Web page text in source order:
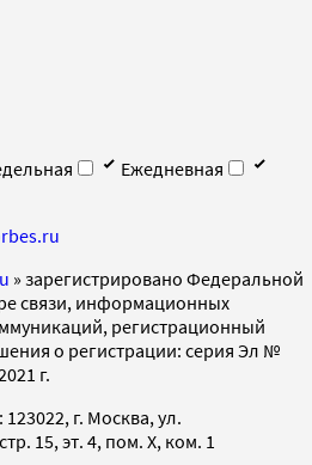
Ежедневная
» зарегистрировано Федеральной
связи, информационных
регистрационный
о регистрации: серия Эл №
г.
г. Москва, ул.
15, эт. 4, пом. X, ком. 1